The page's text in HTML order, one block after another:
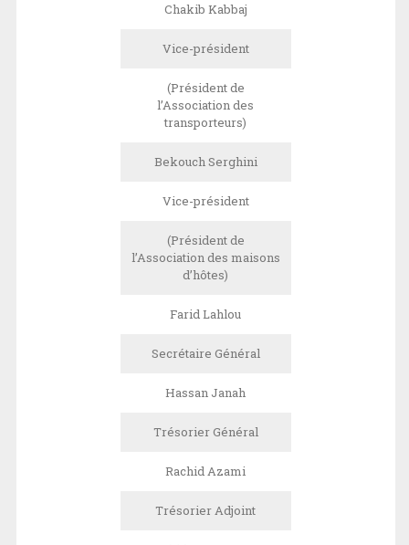
Chakib Kabbaj
Vice-président
(Président de
l’Association des
transporteurs)
Bekouch Serghini
Vice-président
(Président de
l’Association des maisons
d’hôtes)
Farid Lahlou
Secrétaire Général
Hassan Janah
Trésorier Général
Rachid Azami
Trésorier Adjoint